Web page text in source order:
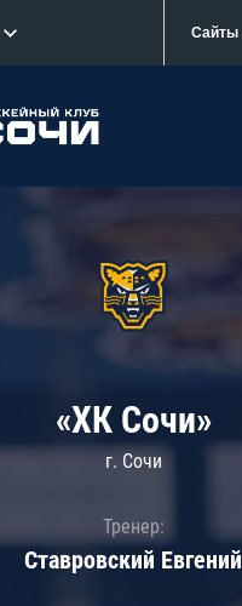
Сайты
«ХК Сочи»
г. Сочи
Тренер:
Ставровский Евгений